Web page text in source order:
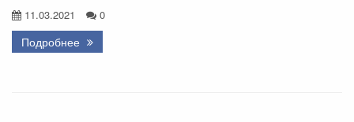
11.03.2021 0
Подробнее